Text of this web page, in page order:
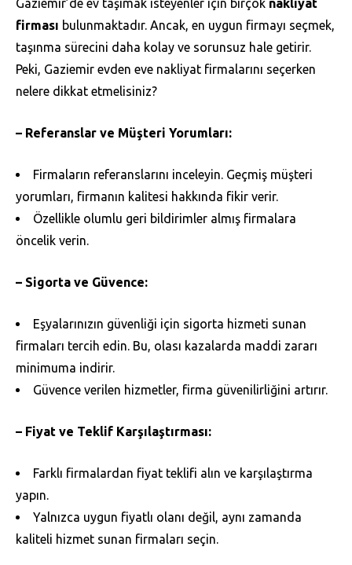
Gaziemir’de ev taşımak isteyenler için birçok nakliyat
firması bulunmaktadır. Ancak, en uygun firmayı seçmek,
taşınma sürecini daha kolay ve sorunsuz hale getirir.
Peki, Gaziemir evden eve nakliyat firmalarını seçerken
nelere dikkat etmelisiniz?
– Referanslar ve Müşteri Yorumları:
Firmaların referanslarını inceleyin. Geçmiş müşteri
yorumları, firmanın kalitesi hakkında fikir verir.
Özellikle olumlu geri bildirimler almış firmalara
öncelik verin.
– Sigorta ve Güvence:
Eşyalarınızın güvenliği için sigorta hizmeti sunan
firmaları tercih edin. Bu, olası kazalarda maddi zararı
minimuma indirir.
Güvence verilen hizmetler, firma güvenilirliğini artırır.
– Fiyat ve Teklif Karşılaştırması:
Farklı firmalardan fiyat teklifi alın ve karşılaştırma
yapın.
Yalnızca uygun fiyatlı olanı değil, aynı zamanda
kaliteli hizmet sunan firmaları seçin.